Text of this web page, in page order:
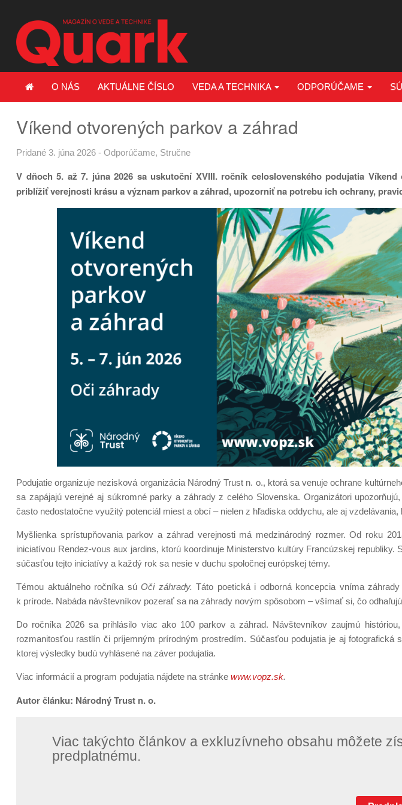
O NÁS AKTUÁLNE ČÍSLO VEDA A TECHNIKA ODPORÚČAME
Víkend otvorených parkov a záhrad
Pridané 3. júna 2026 - Odporúčame, Stručne
V dňoch 5. až 7. júna 2026 sa uskutoční XVIII. ročník celoslovenského podujatia
priblížiť verejnosti krásu a význam parkov a záhrad, upozorniť na potrebu ich ochrany,
Podujatie organizuje nezisková organizácia Národný Trust n. o., ktorá sa venuje ochrane
sa zapájajú verejné aj súkromné parky a záhrady z celého Slovenska. Organizátori
často nedostatočne využitý potenciál miest a obcí – nielen z hľadiska oddychu, ale aj vzdelávania,
Myšlienka sprístupňovania parkov a záhrad verejnosti má medzinárodný rozmer. Od roku
iniciatívou Rendez-vous aux jardins, ktorú koordinuje Ministerstvo kultúry Francúzskej
súčasťou tejto iniciatívy a každý rok sa nesie v duchu spoločnej európskej témy.
Témou aktuálneho ročníka súOči záhrady. Táto poetická i odborná koncepcia vníma
k prírode. Nabáda návštevníkov pozerať sa na záhrady novým spôsobom – všímať si, čo
Do ročníka 2026 sa prihlásilo viac ako 100 parkov a záhrad. Návštevníkov zaujmú
rozmanitosťou rastlín či príjemným prírodným prostredím. Súčasťou podujatia je aj
ktorej výsledky budú vyhlásené na záver podujatia.
Viac informácií a program podujatia nájdete na stránke www.vopz.sk.
Autor článku: Národný Trust n. o.
Viac takýchto článkov a exkluzívneho obsahu môžete
predplatnému.